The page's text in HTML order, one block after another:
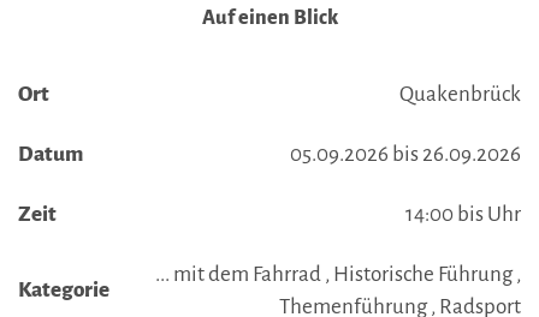
Auf einen Blick
Ort Quakenbrück
Datum 05.09.2026 bis 26.09.2026
Zeit 14:00 bis Uhr
Kategorie
... mit dem Fahrrad , Historische Führung ,
Themenführung , Radsport